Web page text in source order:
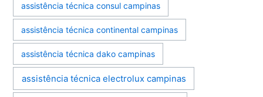
assistência técnica consul campinas
assistência técnica continental campinas
assistência técnica dako campinas
assistência técnica electrolux campinas